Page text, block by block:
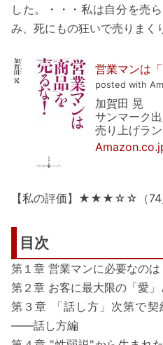
した。・・・私は自分を売
み、死にもの狂いで売りまく
営業マンは
posted with
加賀田 晃
サンマーク
売り上げラ
【私の評価】★★★☆☆（74
目次
第１章 営業マンに必要なの
第２章 お客に最大限の「愛
第３章 「話し方」次第で
――話し方編